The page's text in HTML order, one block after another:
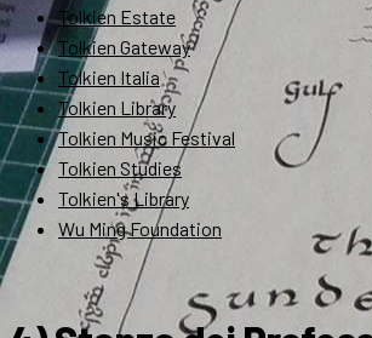
Tolkien Estate
Tolkien Gateway
Tolkien Italia
Tolkien Library
Tolkien Music Festival
Tolkien Studies
Tolkien's Library
Wu Ming Foundation